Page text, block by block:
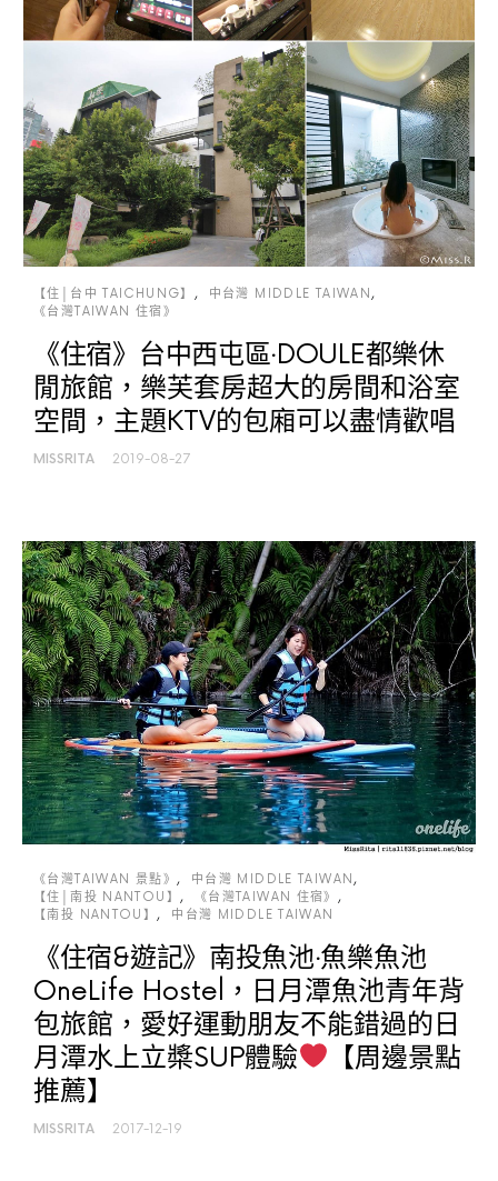
【住│台中 TAICHUNG】
中台灣 MIDDLE TAIWAN
《台灣TAIWAN 住宿》
《住宿》台中西屯區‧DOULE都樂休
閒旅館，樂芙套房超大的房間和浴室
空間，主題KTV的包廂可以盡情歡唱
MISSRITA 2019-08-27
《台灣TAIWAN 景點》
中台灣 MIDDLE TAIWAN
【住│南投 NANTOU】
《台灣TAIWAN 住宿》
【南投 NANTOU】
中台灣 MIDDLE TAIWAN
《住宿&遊記》南投魚池‧魚樂魚池
OneLife Hostel，日月潭魚池青年背
包旅館，愛好運動朋友不能錯過的日
月潭水上立槳SUP體驗
【周邊景點
推薦】
MISSRITA 2017-12-19